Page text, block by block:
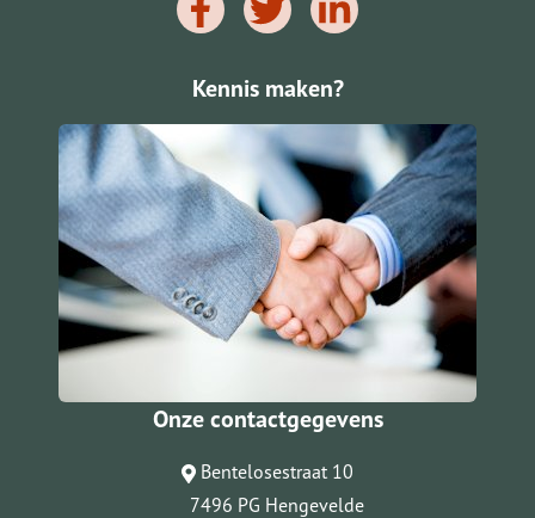
Kennis maken?
Onze contactgegevens
Bentelosestraat 10
7496 PG Hengevelde